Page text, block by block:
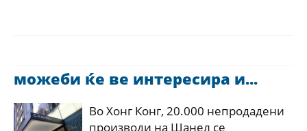
можеби ќе ве интересира и...
Во Хонг Конг, 20.000 непродадени
производи на Шанел се